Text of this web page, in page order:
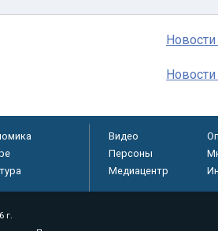
Видео
Персоны
Медиацентр
г.